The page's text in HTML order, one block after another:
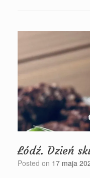
Łódź. Dzień
Posted on 17 maja